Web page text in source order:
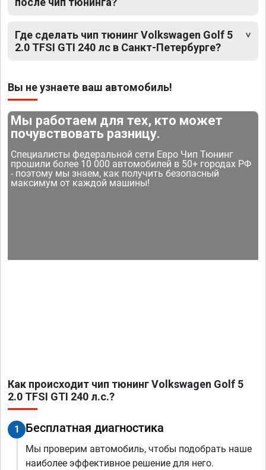
Где сделать чип тюнинг Volkswagen Golf 5
2.0 TFSI GTI 240 лс в Санкт-Петербурге?
Вы не узнаете ваш автомобиль!
Мы работаем для тех, кто может
почувствовать разницу.
Специалисты федеральной сети Евро Чип Тюнинг
прошили более 10 000 автомобилей в 50+ городах РФ
- поэтому мы знаем, как получить безопасный
максимум от каждой машины!
Как происходит чип тюнинг Volkswagen Golf 5
2.0 TFSI GTI 240 л.с.?
1 Бесплатная диагностика
Мы проверим автомобиль, чтобы подобрать наше
наиболее эффективное решение для него.